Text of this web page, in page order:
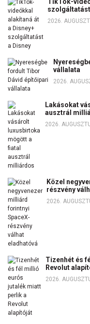
2026.
vállalata
2026.
Lakásokat
ausztrál
2026.
Közel
részvény
2026.
Tizenhét és
Revolut
2026.